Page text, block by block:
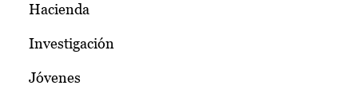
Hacienda
Investigación
Jóvenes